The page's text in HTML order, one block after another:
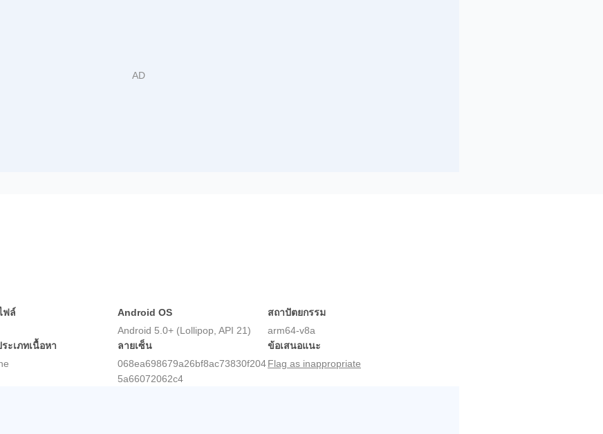
ฟล์
Android OS
Android 5.0+ (Lollipop, API 21)
สถาปัตยกรรม
arm64-v8a
ะเภทเนื้อหา
ลายเซ็น
068ea698679a26bf8ac73830f204
5a66072062c4
ข้อเสนอแนะ
Flag as inappropriate